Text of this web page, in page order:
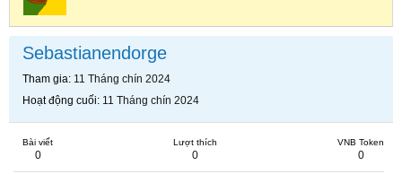
Sebastianendorge
Tham gia 11 Tháng chín 2024
Hoạt động cuối 11 Tháng chín 2024
Bài viết
0
Lượt thích
0
VNB Token
0